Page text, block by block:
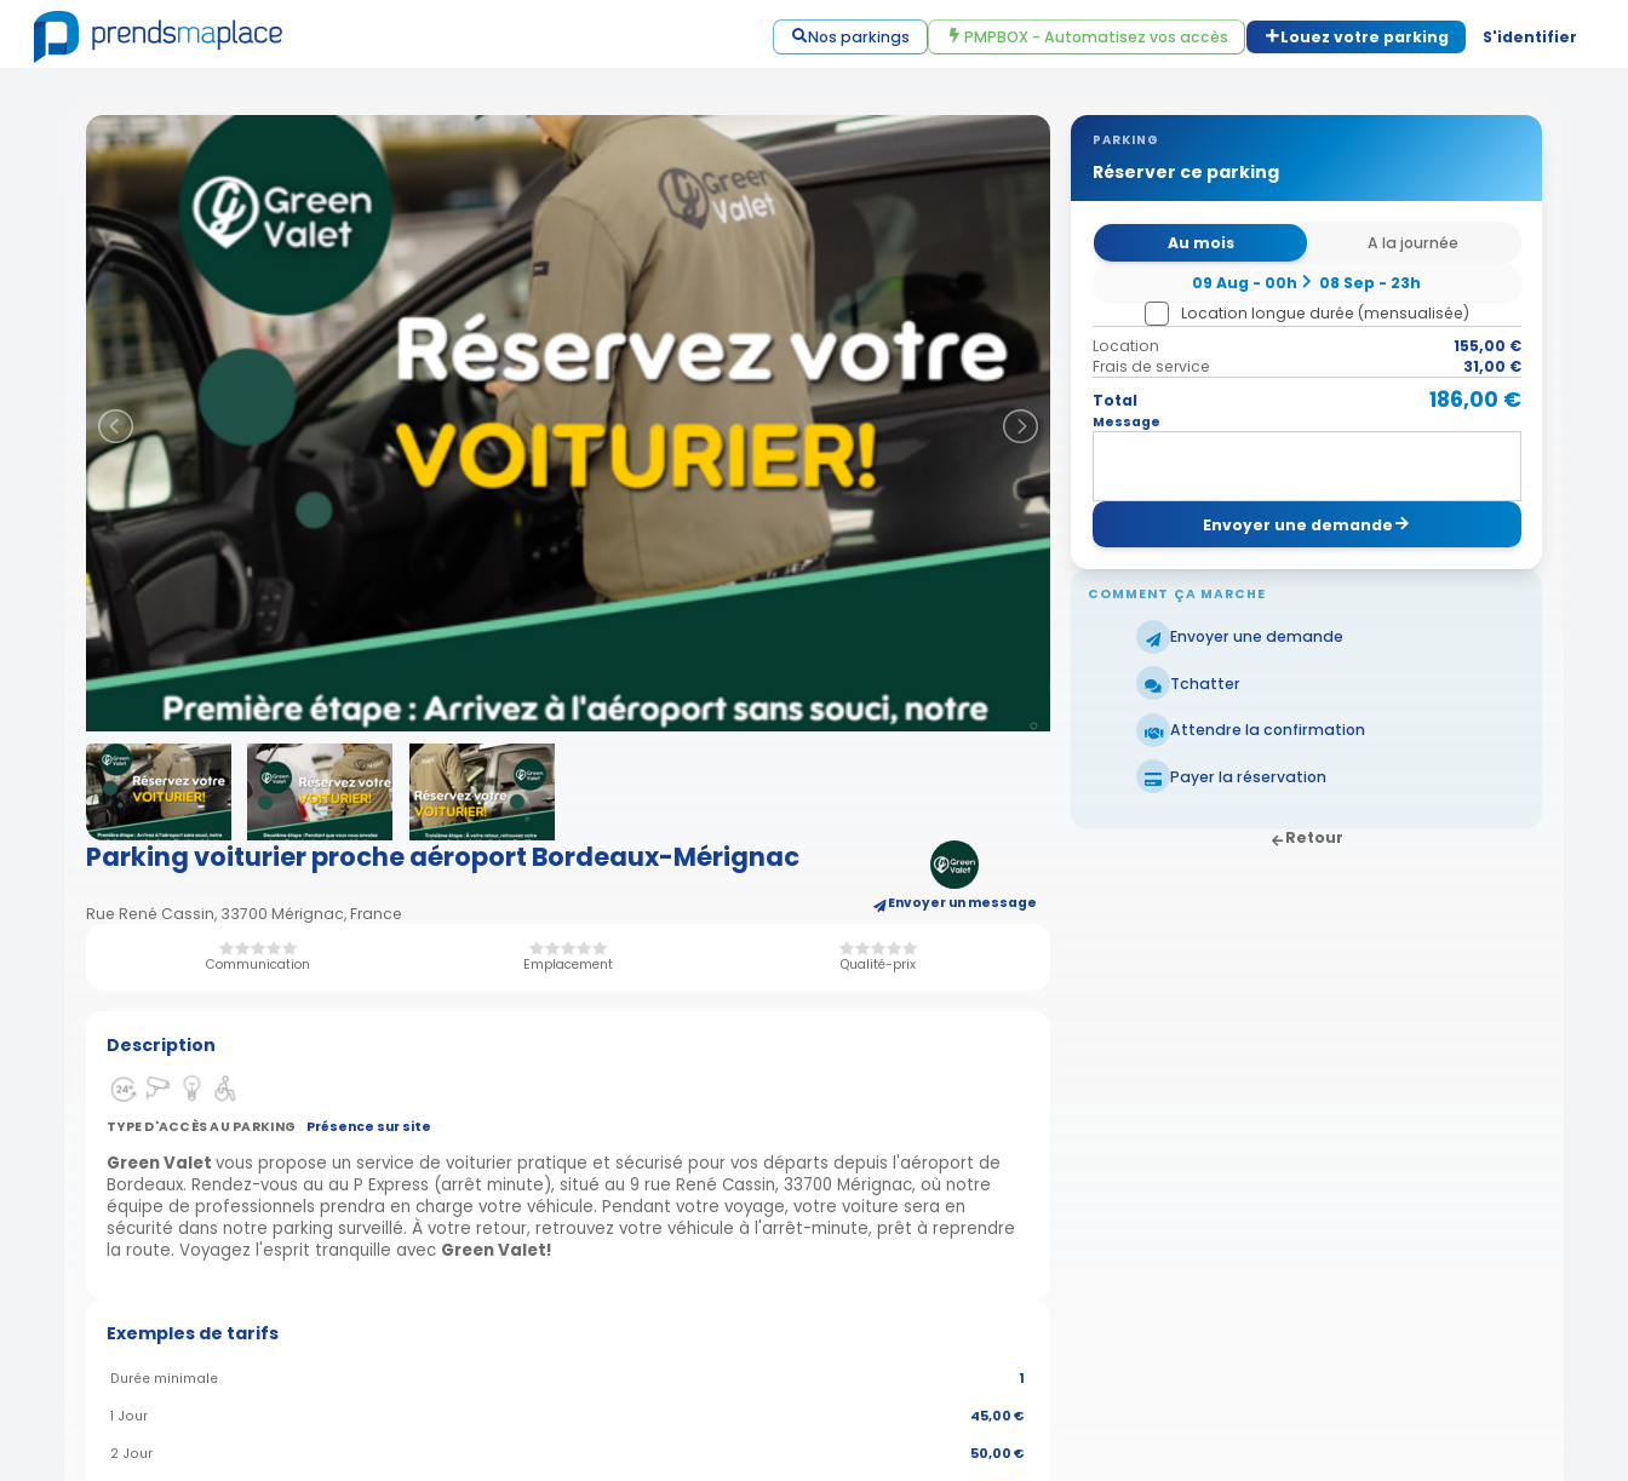
Nos parkings PMPBOX - Automatisez vos accès Louez votre parking S'identifier
Parking voiturier proche aéroport Bordeaux-Mérignac
Rue René Cassin, 33700 Mérignac, France Envoyer un message
Communication Emplacement Qualité-prix
PARKING
Réserver ce parking
Au mois
A la journée
09 Aug - 00h
08 Sep - 23h
Location longue durée (mensualisée)
Location
155,00 €
Frais de service
31,00 €
Total
186,00 €
Message
Envoyer une demande
COMMENT ÇA MARCHE
Envoyer une demande
Tchatter
Attendre la confirmation
Payer la réservation
Retour
Description
TYPE D'ACCÈS AU PARKING Présence sur site
Green Valet vous propose un service de voiturier pratique et sécurisé pour vos départs depuis l'aéroport de
Bordeaux. Rendez-vous au au P Express (arrêt minute), situé au 9 rue René Cassin, 33700 Mérignac, où notre
équipe de professionnels prendra en charge votre véhicule. Pendant votre voyage, votre voiture sera en
sécurité dans notre parking surveillé. À votre retour, retrouvez votre véhicule à l'arrêt-minute, prêt à reprendre
la route. Voyagez l'esprit tranquille avec Green Valet!
Exemples de tarifs
Durée minimale 1
1 Jour 45,00 €
2 Jour 50,00 €